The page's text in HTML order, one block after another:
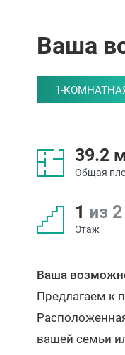
Ваша
1-
39.2
Общая
1 из 2
Этаж
Ваша
Предлагаем к
вашей семьи